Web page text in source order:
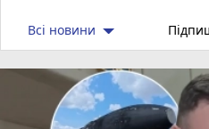
Всі новини